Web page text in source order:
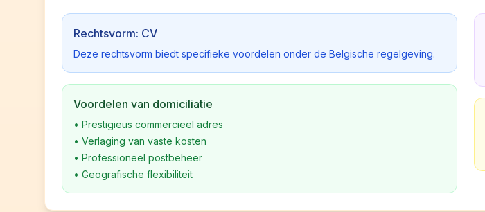
Rechtsvorm: CV
Deze rechtsvorm biedt specifieke voordelen onder de Belgische regelgeving.
Voordelen van domiciliatie
• Prestigieus commercieel adres
• Verlaging van vaste kosten
• Professioneel postbeheer
• Geografische flexibiliteit